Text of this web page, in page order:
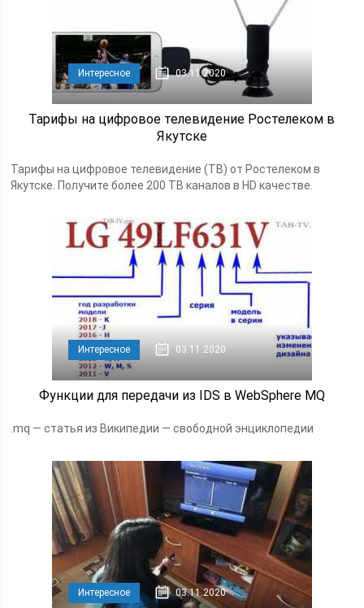
Интересное 03.11.2020
Тарифы на цифровое телевидение Ростелеком в
Якутске
Тарифы на цифровое телевидение (ТВ) от Ростелеком в
Якутске. Получите более 200 ТВ каналов в HD качестве.
Интересное 03.11.2020
Функции для передачи из IDS в WebSphere MQ
.mq — статья из Википедии — свободной энциклопедии
Интересное 03.11.2020